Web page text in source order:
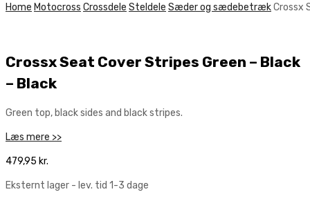
Skip
Home Motocross Crossdele Steldele Sæder og sædebetrækCrossx
Crossx Seat Cover Stripes Green – Black
– Black
Green top, black sides and black stripes.
Læs mere >>
479,95 kr.
Eksternt lager - lev. tid 1-3 dage